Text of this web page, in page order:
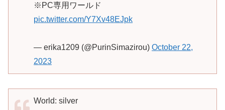
※PC専用ワールド
pic.twitter.com/Y7Xv48EJpk
— erika1209 (@PurinSimazirou) October 22,
2023
World: silver